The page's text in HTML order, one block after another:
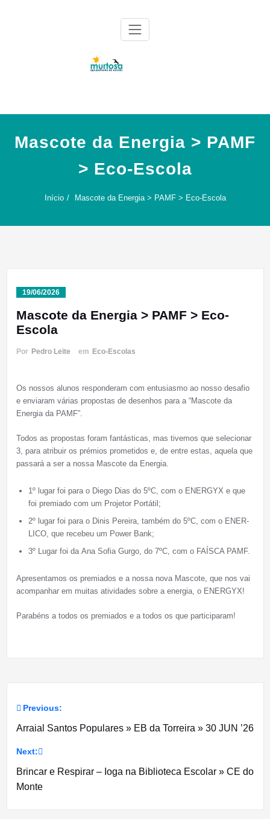
Mascote da Energia > PAMF
> Eco-Escola
Início Mascote da Energia > PAMF > Eco-Escola
19/06/2026
Mascote da Energia > PAMF > Eco-
Escola
Por Pedro Leite em Eco-Escolas
Os nossos alunos responderam com entusiasmo ao nosso desafio
e enviaram várias propostas de desenhos para a “Mascote da
Energia da PAMF”.
Todos as propostas foram fantásticas, mas tivemos que selecionar
3, para atribuir os prémios prometidos e, de entre estas, aquela que
passará a ser a nossa Mascote da Energia.
1º lugar foi para o Diego Dias do 5ºC, com o ENERGYX e que
foi premiado com um Projetor Portátil;
2º lugar foi para o Dinis Pereira, também do 5ºC, com o ENER-
LICO, que recebeu um Power Bank;
3º Lugar foi da Ana Sofia Gurgo, do 7ºC, com o FAÍSCA PAMF.
Apresentamos os premiados e a nossa nova Mascote, que nos vai
acompanhar em muitas atividades sobre a energia, o ENERGYX!
Parabéns a todos os premiados e a todos os que participaram!
Navegação
artigos
Previous:
Arraial Santos Populares » EB da Torreira » 30 JUN ’26
Next:
Brincar e Respirar – Ioga na Biblioteca Escolar » CE do
Monte